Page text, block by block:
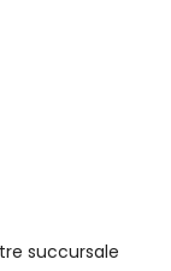
succursale